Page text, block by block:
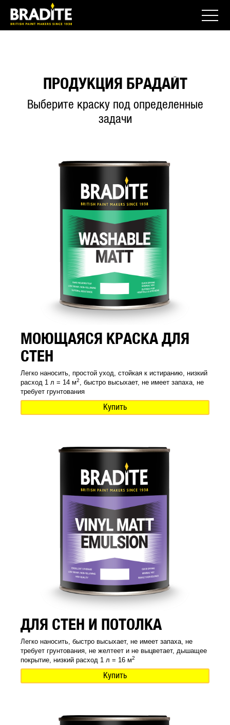
ПРОДУКЦИЯ БРАДАЙТ
Выберите краску под определенные
задачи
МОЮЩАЯСЯ КРАСКА ДЛЯ
СТЕН
Легко наносить, простой уход, стойкая к истиранию, низкий
расход 1 л = 14 м2
, быстро высыхает, не имеет запаха, не
требует грунтования
Купить
ДЛЯ СТЕН И ПОТОЛКА
Легко наносить, быстро высыхает, не имеет запаха, не
требует грунтования, не желтеет и не выцветает, дышащее
покрытие, низкий расход 1 л = 16 м2
Купить